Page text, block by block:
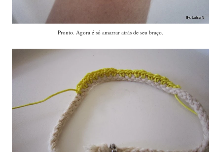
Pronto. Agora é só amarrar atrás de seu braço.